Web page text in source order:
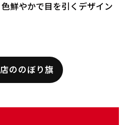
鮮やかで目を引くデザイン
ののぼり旗